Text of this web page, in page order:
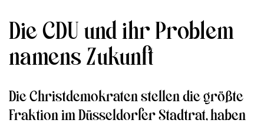
Die CDU und ihr Problem
namens Zukunft
Die Christdemokraten stellen die größte
Fraktion im Düsseldorfer Stadtrat, haben